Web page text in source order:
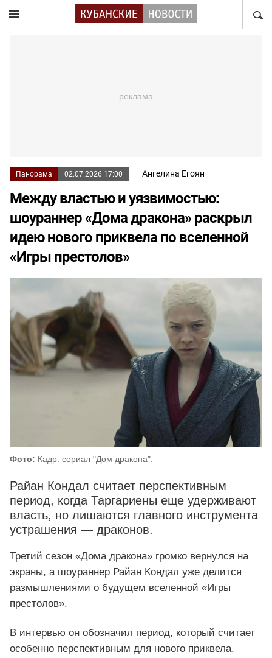
Панорама 02.07.2026 17:00 Ангелина Егоян
Между властью и уязвимостью:
шоураннер «Дома дракона» раскрыл
идею нового приквела по вселенной
«Игры престолов»
Фото: Кадр: сериал "Дом дракона".
Райан Кондал считает перспективным
период, когда Таргариены еще удерживают
власть, но лишаются главного инструмента
устрашения — драконов.
Третий сезон «Дома дракона» громко вернулся на
экраны, а шоураннер Райан Кондал уже делится
размышлениями о будущем вселенной «Игры
престолов».
В интервью он обозначил период, который считает
особенно перспективным для нового приквела.